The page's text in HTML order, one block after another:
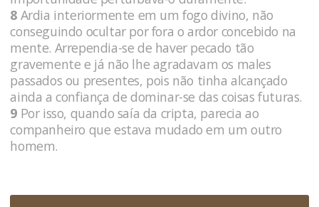
8 Ardia interiormente em um fogo divino, não
conseguindo ocultar por fora o ardor concebido na
mente. Arrependia-se de haver pecado tão
gravemente e já não lhe agradavam os males
passados ou presentes, pois não tinha alcançado
ainda a confiança de dominar-se das coisas futuras.
9 Por isso, quando saía da cripta, parecia ao
companheiro que estava mudado em um outro
homem.